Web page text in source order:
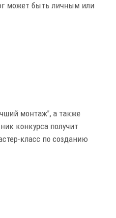
может быть личным или
монтаж", а также
конкурса получит
класс по созданию